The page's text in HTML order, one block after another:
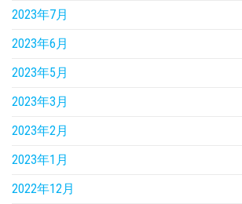
2023年7月
2023年6月
2023年5月
2023年3月
2023年2月
2023年1月
2022年12月